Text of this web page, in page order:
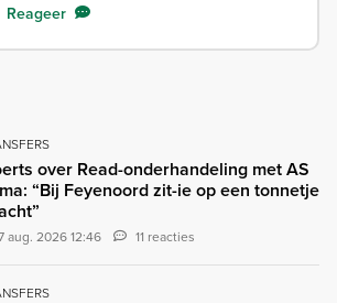
Reageer
over Read-onderhandeling met AS
“Bij Feyenoord zit-ie op een tonnetje
aug. 2026 12:46 11 reacties